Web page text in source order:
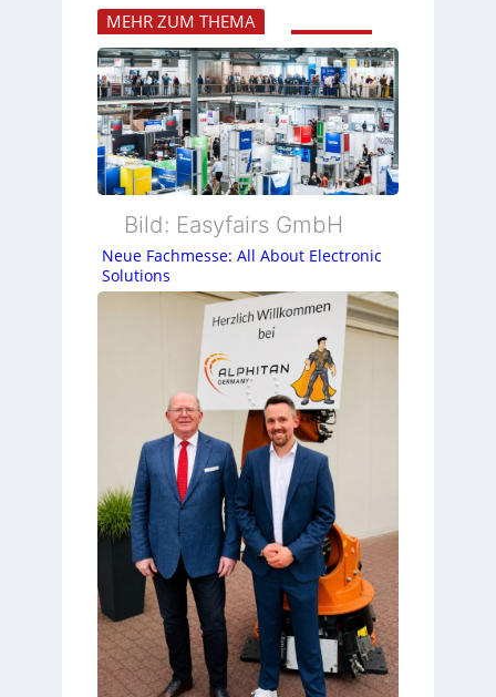
MEHR ZUM THEMA
Bild: Easyfairs GmbH
Neue Fachmesse: All About Electronic
Solutions